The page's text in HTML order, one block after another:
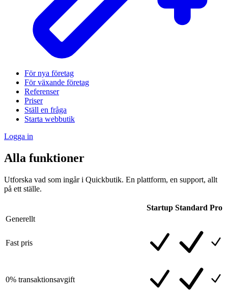
För nya företag
För växande företag
Referenser
Priser
Ställ en fråga
Starta webbutik
Logga in
Alla funktioner
Utforska vad som ingår i Quickbutik. En plattform, en support, allt
på ett ställe.
Startup Standard Pro
Generellt
Fast pris
0% transaktionsavgift